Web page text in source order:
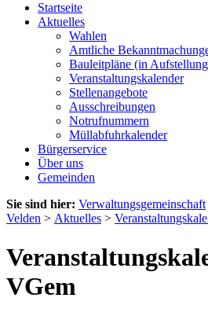
Startseite
Aktuelles
Wahlen
Amtliche
Bauleitpläne (in
Veranstaltungskalender
Stellenangebote
Ausschreibungen
Notrufnummern
Müllabfuhrkalender
Bürgerservice
Über uns
Gemeinden
Sie sind hier: Verwaltungsgemeinschaft
Velden > Aktuelles >
VGem